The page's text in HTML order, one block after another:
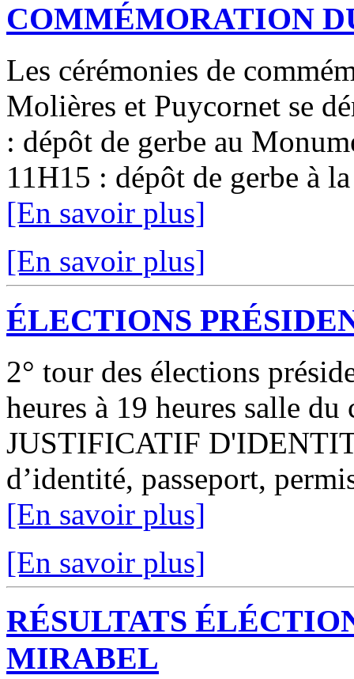
COMMÉMORATION
Les cérémonies de
Molières et Puycornet se
: dépôt de gerbe au
11H15 : dépôt de gerbe à
[En savoir plus]
[En savoir plus]
ÉLECTIONS
2° tour des élections
heures à 19 heures salle
JUSTIFICATIF
d’identité, passeport,
[En savoir plus]
[En savoir plus]
RÉSULTATS
MIRABEL